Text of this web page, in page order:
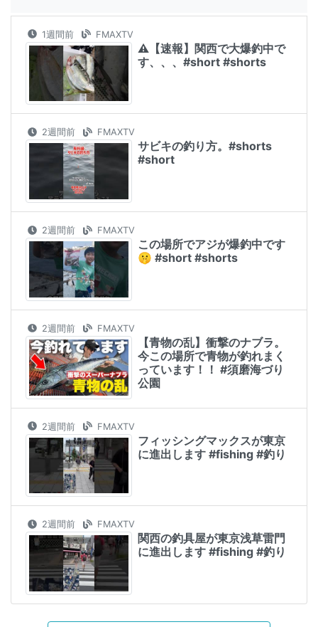
1週間前 FMAXTV
⚠️【速報】関西で大爆釣中で
す、、、#short #shorts
2週間前 FMAXTV
サビキの釣り方。#shorts
#short
2週間前 FMAXTV
この場所でアジが爆釣中です
🤫 #short #shorts
2週間前 FMAXTV
【青物の乱】衝撃のナブラ。
今この場所で青物が釣れまく
っています！！ #須磨海づり
公園
2週間前 FMAXTV
フィッシングマックスが東京
に進出します #fishing #釣り
2週間前 FMAXTV
関西の釣具屋が東京浅草雷門
に進出します #fishing #釣り